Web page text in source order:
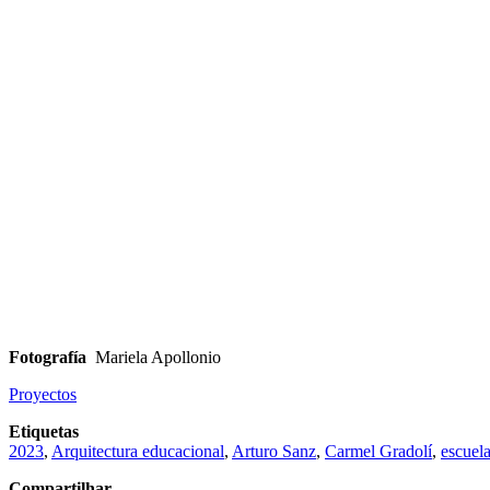
Fotografía Mariela Apollonio
Proyectos
Etiquetas
2023, Arquitectura educacional, Arturo Sanz, Carmel Gradolí,